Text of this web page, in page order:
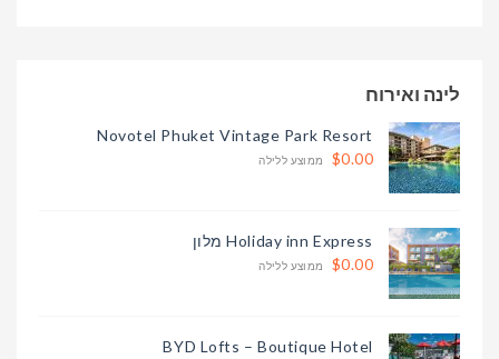
לינה ואירוח
Novotel Phuket Vintage Park Resort
$0.00
ממוצע ללילה
Holiday inn Express מלון
$0.00
ממוצע ללילה
BYD Lofts – Boutique Hotel